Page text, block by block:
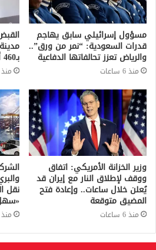
مسؤول إسرائيلي سابق يهاجم
قدرات السعودية: “نمر من ورق”..
والرياض تعزز تحالفاتها الدفاعية
منذ 6 ساعات
بـ460 ألف جنيه في قضايا نفقة
منذ 6 ساعات
وزير الخزانة الأمريكي: اتفاق
ووقف لإطلاق النار مع إيران قد
يُعلن خلال ساعات.. وإعادة فتح
المضيق متوقعة
منذ 6 ساعات
نقل
منذ 7 ساعات